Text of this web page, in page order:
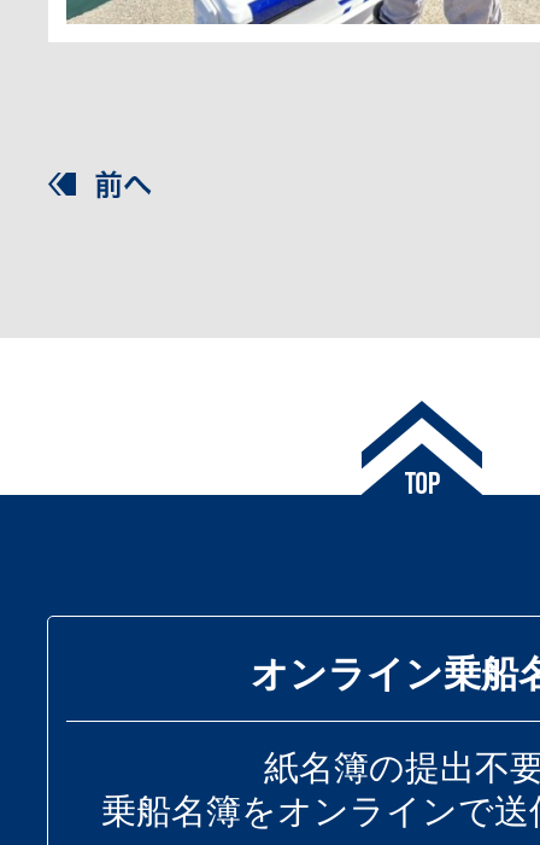
オンライン乗船
紙名簿の提出不
乗船名簿をオンラインで